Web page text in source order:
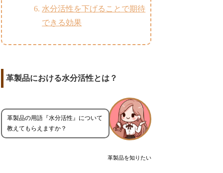
水分活性を下げることで期待
できる効果
革製品における水分活性とは？
革製品を知りたい
革製品の用語『水分活性』について
教えてもらえますか？